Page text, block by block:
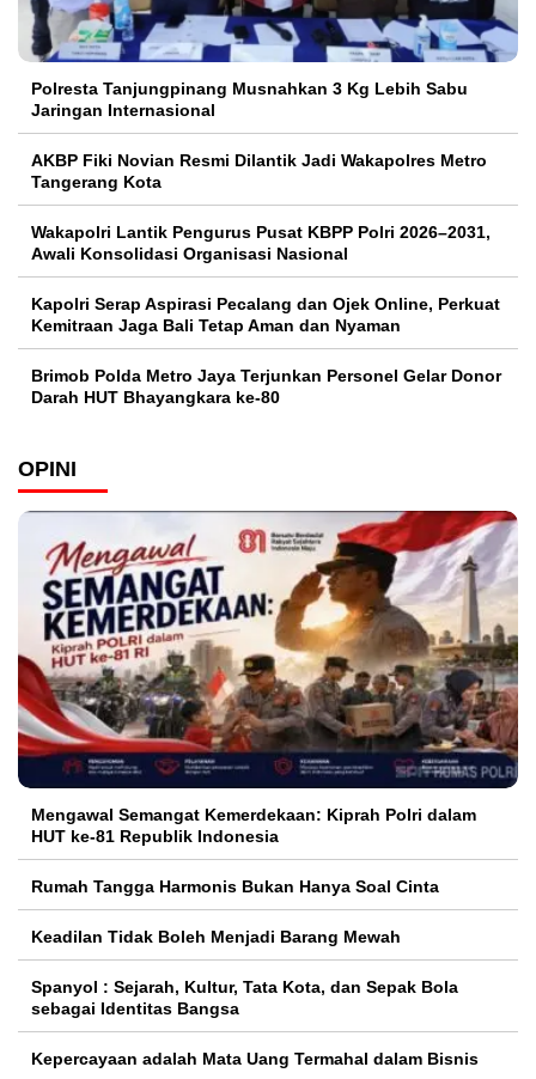
Polresta Tanjungpinang Musnahkan 3 Kg Lebih Sabu
Jaringan Internasional
AKBP Fiki Novian Resmi Dilantik Jadi Wakapolres Metro
Tangerang Kota
Wakapolri Lantik Pengurus Pusat KBPP Polri 2026–2031,
Awali Konsolidasi Organisasi Nasional
Kapolri Serap Aspirasi Pecalang dan Ojek Online, Perkuat
Kemitraan Jaga Bali Tetap Aman dan Nyaman
Brimob Polda Metro Jaya Terjunkan Personel Gelar Donor
Darah HUT Bhayangkara ke-80
OPINI
Mengawal Semangat Kemerdekaan: Kiprah Polri dalam
HUT ke-81 Republik Indonesia
Rumah Tangga Harmonis Bukan Hanya Soal Cinta
Keadilan Tidak Boleh Menjadi Barang Mewah
Spanyol : Sejarah, Kultur, Tata Kota, dan Sepak Bola
sebagai Identitas Bangsa
Kepercayaan adalah Mata Uang Termahal dalam Bisnis